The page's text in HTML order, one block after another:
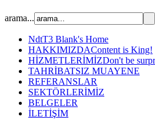
arama...
NdtT3 Blank's Home
HAKKIMIZDAContent is King!
HİZMETLERİMİZDon't be
TAHRİBATSIZ MUAYENE
REFERANSLAR
SEKTÖRLERİMİZ
BELGELER
İLETİŞİM